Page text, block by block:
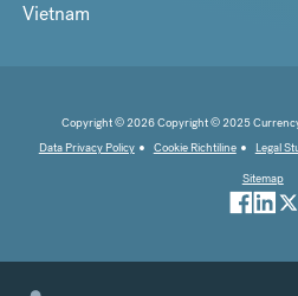
Vietnam
Copyright © 2026 Copyright © 2025
Data Privacy Policy
Cookie Richtiline Legal
Sitemap